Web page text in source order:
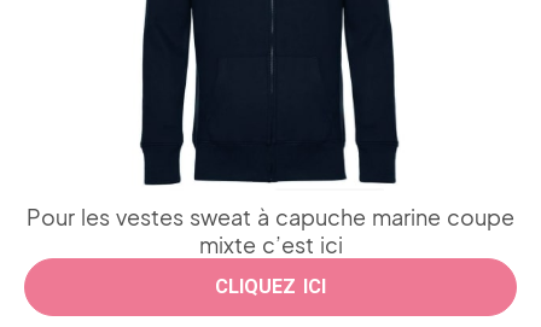
Pour les vestes sweat à capuche marine coupe
mixte c’est ici
CLIQUEZ ICI